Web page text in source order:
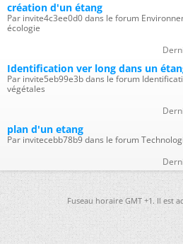
création d'un étang
Par invite4c3ee0d0 dans le forum
écologie
Identification ver long dans un
Par invite5eb99e3b dans le forum
végétales
plan d'un etang
Par invitecebb78b9 dans le forum
Fuseau horaire GMT +1. Il est